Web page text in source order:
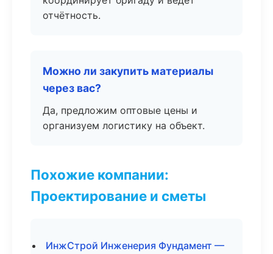
отчётность.
Можно ли закупить материалы
через вас?
Да, предложим оптовые цены и
организуем логистику на объект.
Похожие компании:
Проектирование и сметы
ИнжСтрой Инженерия Фундамент —